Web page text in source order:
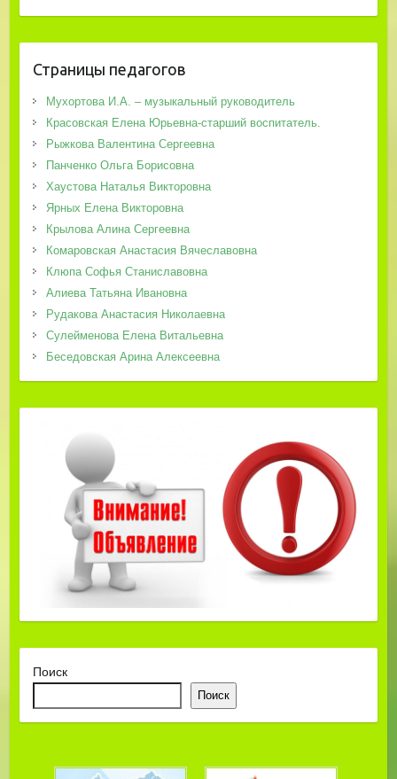
Страницы педагогов
Мухортова И.А. – музыкальный руководитель
Красовская Елена Юрьевна-старший воспитатель.
Рыжкова Валентина Сергеевна
Панченко Ольга Борисовна
Хаустова Наталья Викторовна
Ярных Елена Викторовна
Крылова Алина Сергеевна
Комаровская Анастасия Вячеславовна
Клюпа Софья Станиславовна
Алиева Татьяна Ивановна
Рудакова Анастасия Николаевна
Сулейменова Елена Витальевна
Беседовская Арина Алексеевна
Поиск
Поиск